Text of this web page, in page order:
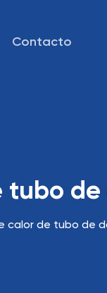
Contacto
tubo de
calor de tubo de